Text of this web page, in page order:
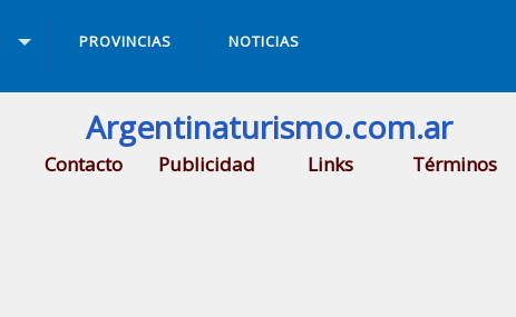
PROVINCIAS NOTICIAS
Argentinaturismo.com.ar
Contacto Publicidad Links Términos